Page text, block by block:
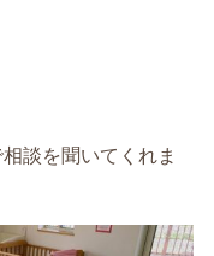
談を聞いてくれま